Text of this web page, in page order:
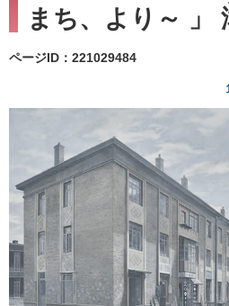
まち、より～ 」
ページID：221029484